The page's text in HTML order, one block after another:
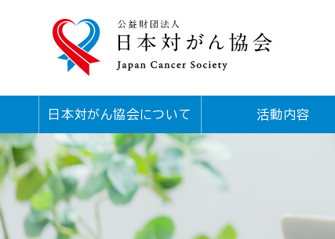
日本対がん協会について 活動内容